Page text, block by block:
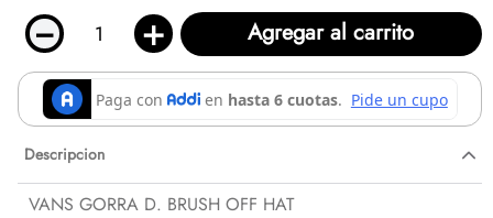
＋
－ Agregar al carrito
Descripcion
VANS GORRA D. BRUSH OFF HAT